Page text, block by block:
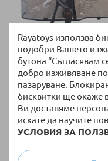
Rayatoys използва
подобри Вашето
бутона “Съгласявам
добро изживяване
пазаруване.
бисквитки ще окаже
Ви доставяме
искате да научите
УСЛОВИЯ ЗА
Универсален дъждобран
Cangaroo за зимен кош на
бебешка количка
9,00 €/17,60 лв.
Покажи по на